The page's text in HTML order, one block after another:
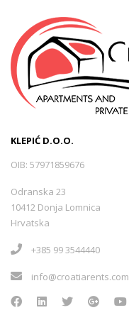
KLEPIĆ D.O.O.
OIB: 57971859676
Odranska 23
10412 Donja Lomnica
Hrvatska
+385 99 3544440
info@croatiarents.com